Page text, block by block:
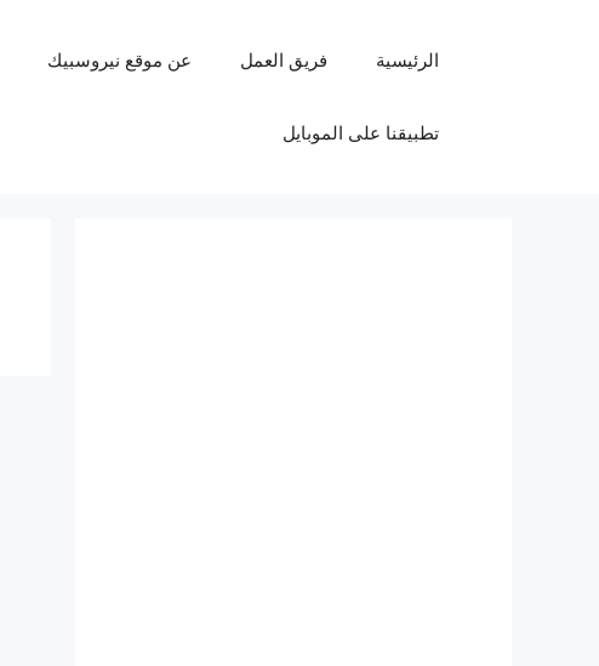
الرئيسية فريق العمل عن موقع نيروسبيك
تطبيقنا على الموبايل